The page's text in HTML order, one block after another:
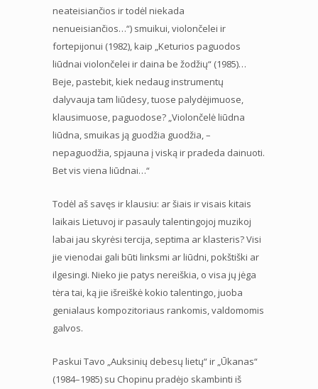
neateisiančios ir todėl niekada
nenueisiančios…“) smuikui, violončelei ir
fortepijonui (1982), kaip „Keturios paguodos
liūdnai violončelei ir daina be žodžių“ (1985)…
Beje, pastebit, kiek nedaug instrumentų
dalyvauja tam liūdesy, tuose palydėjimuose,
klausimuose, paguodose? „Violončelė liūdna
liūdna, smuikas ją guodžia guodžia, –
nepaguodžia, spjauna į viską ir pradeda dainuoti.
Bet vis viena liūdnai…“
Todėl aš savęs ir klausiu: ar šiais ir visais kitais
laikais Lietuvoj ir pasauly talentingojoj muzikoj
labai jau skyrėsi tercija, septima ar klasteris? Visi
jie vienodai gali būti linksmi ar liūdni, pokštiški ar
ilgesingi. Nieko jie patys nereiškia, o visa jų jėga
tėra tai, ką jie išreiškė kokio talentingo, juoba
genialaus kompozitoriaus rankomis, valdomomis
galvos.
Paskui Tavo „Auksinių debesų lietų“ ir „Ūkanas“
(1984–1985) su Chopinu pradėjo skambinti iš